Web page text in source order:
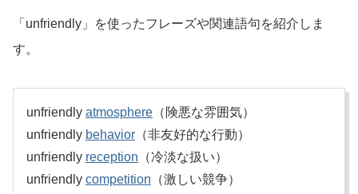
「unfriendly」を使ったフレーズや関連語句を紹介しま
す。
unfriendly atmosphere （険悪な雰囲気）
unfriendly behavior （非友好的な行動）
unfriendly reception （冷淡な扱い）
unfriendly competition （激しい競争）